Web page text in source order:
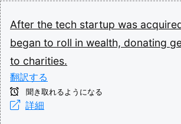
After the tech startup was
began to roll in wealth, donating
to charities.
翻訳する
聞き取れるようになる
詳細